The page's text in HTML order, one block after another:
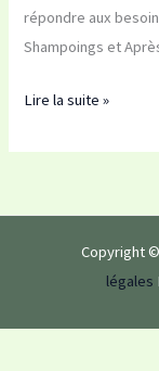
répondre aux
Shampoings et
Lire la suite »
Copyright
légales I